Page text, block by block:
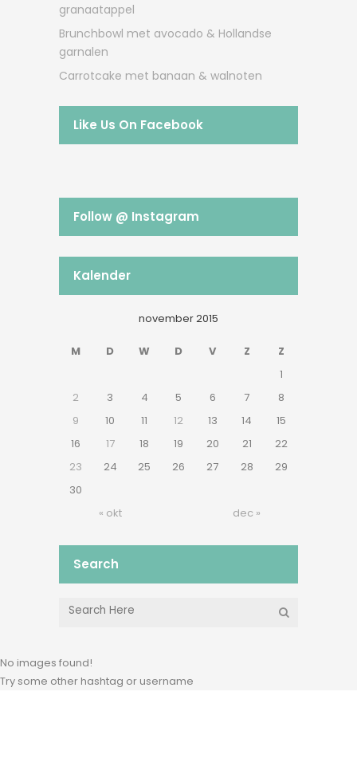
granaatappel
Brunchbowl met avocado & Hollandse
garnalen
Carrotcake met banaan & walnoten
Like Us On Facebook
Follow @ Instagram
Kalender
november 2015
M D W D V Z Z
« okt dec »
1
2
3 4 5 6 7
8
9
10 11 12 13 14
15
16
17 18 19 20 21
22
23
24 25 26 27 28
29
30
Search
No images found!
Try some other hashtag or username